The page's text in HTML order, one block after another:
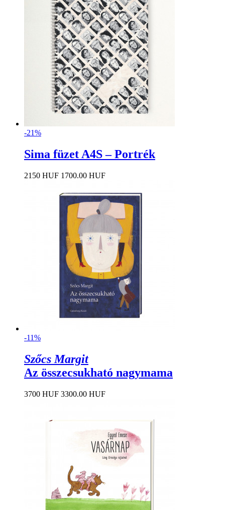
-21%
Sima füzet A4S – Portrék
2150 HUF 1700.00 HUF
-11%
Szőcs Margit
Az összecsukható nagymama
3700 HUF 3300.00 HUF